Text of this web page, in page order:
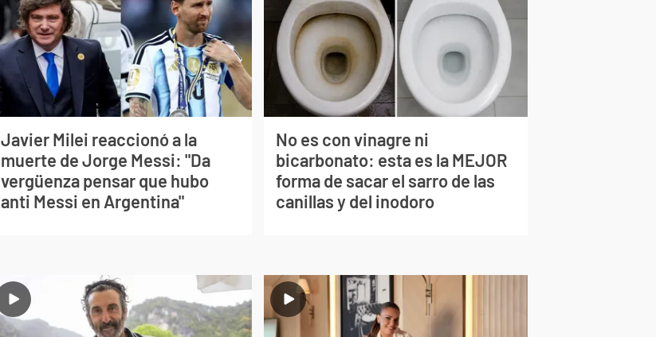
Javier Milei reaccionó a la
muerte de Jorge Messi: "Da
vergüenza pensar que hubo
anti Messi en Argentina"
No es con vinagre ni
bicarbonato: esta es la MEJOR
forma de sacar el sarro de las
canillas y del inodoro